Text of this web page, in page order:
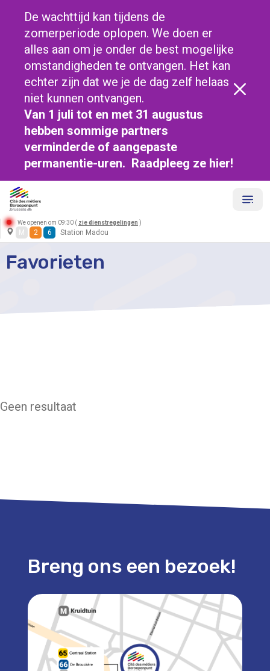
De wachttijd kan tijdens de
zomerperiode oplopen. We doen er
alles aan om je onder de best mogelijke
omstandigheden te ontvangen. Het kan
echter zijn dat we je de dag zelf helaas
niet kunnen ontvangen.
Van 1 juli tot en met 31 augustus
hebben sommige partners
verminderde of aangepaste
permanentie-uren. Raadpleeg ze hier!
We openen om 09:30 ( zie dienstregelingen )
M 2 6 Station Madou
Favorieten
Geen resultaat
Breng ons een bezoek!